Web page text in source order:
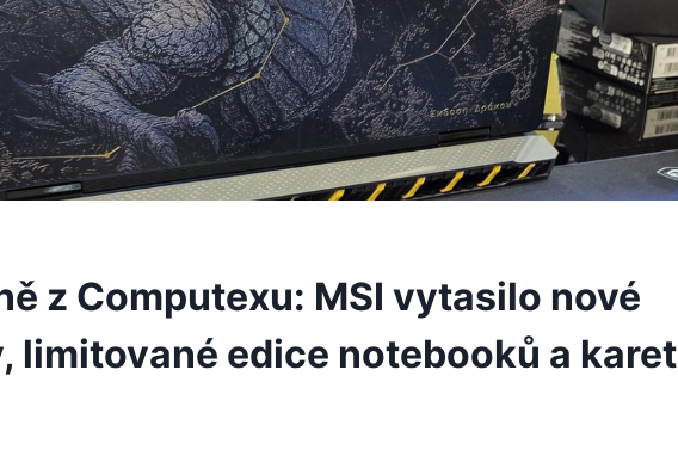
z Computexu: MSI vytasilo nové
limitované edice notebooků a karet